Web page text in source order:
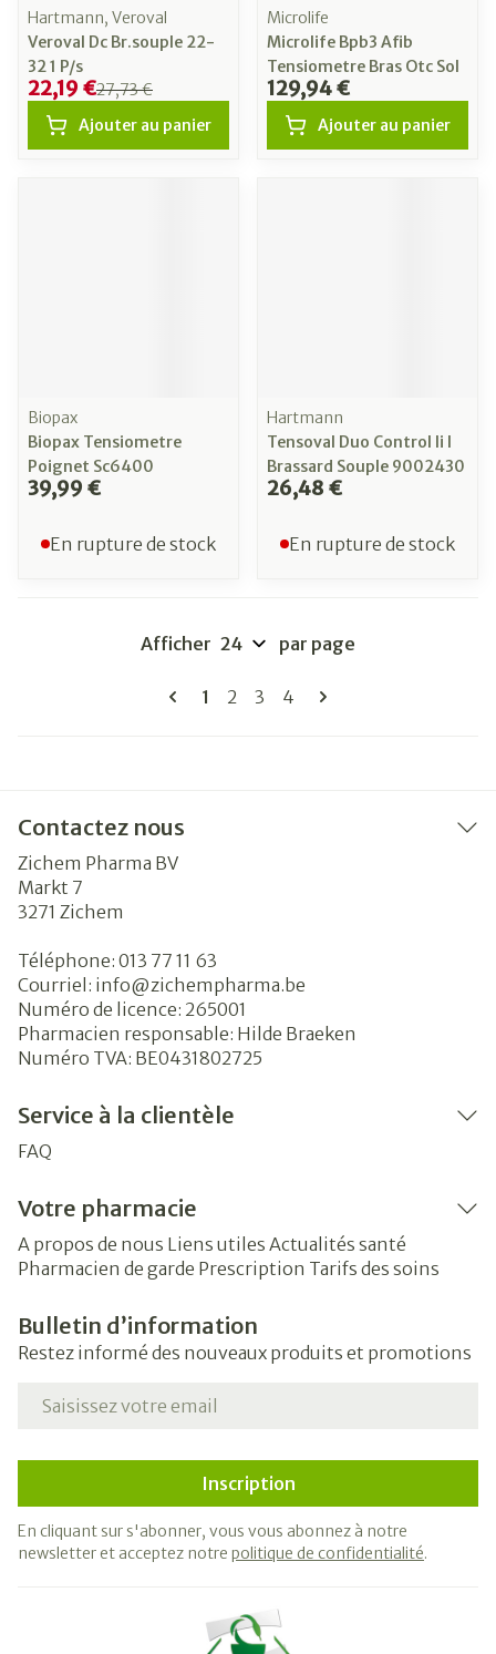
Hartmann, Veroval
Veroval Dc Br.souple 22-
32 1 P/s
27,73 €
22,19 €
Ajouter au panier
Microlife
Microlife Bpb3 Afib
Tensiometre Bras Otc Sol
129,94 €
Ajouter au panier
Biopax
Biopax Tensiometre
Poignet Sc6400
39,99 €
En rupture de stock
Hartmann
Tensoval Duo Control Ii l
Brassard Souple 9002430
26,48 €
En rupture de stock
Pages
Vous lisez actuellement la page
1 Page
2 Page
3 Page
4
Afficher par page
Contactez nous
Zichem Pharma BV
Markt 7
3271 Zichem
Téléphone: 013 77 11 63
Courriel: info@zichempharma.be
Numéro de licence: 265001
Pharmacien responsable: Hilde Braeken
Numéro TVA: BE0431802725
Service à la clientèle
FAQ
Votre pharmacie
A propos de nous Liens utiles Actualités santé
Pharmacien de garde Prescription Tarifs des soins
Bulletin d’information
Restez informé des nouveaux produits et promotions
Adresse mail
Inscription
En cliquant sur s'abonner, vous vous abonnez à notre
newsletter et acceptez notre politique de confidentialité.